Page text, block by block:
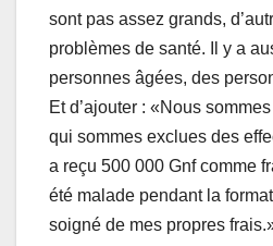
sont pas assez grands,
problèmes de santé. Il y a
personnes âgées, des
Et d’ajouter : «Nous
qui sommes exclues des
a reçu 500 000 Gnf comme
été malade pendant la
soigné de mes propres